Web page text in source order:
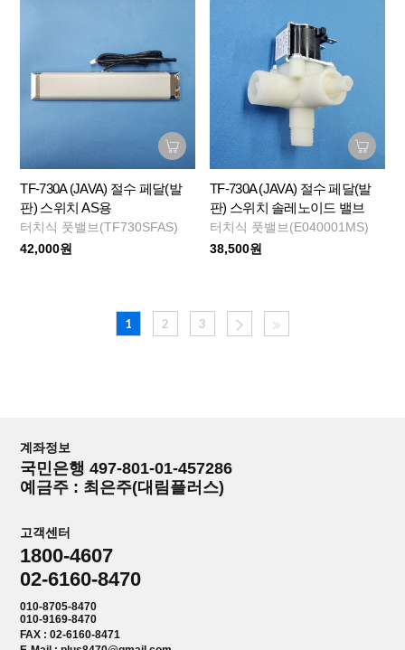
TF-730A (JAVA) 절수 페달(발
판) 스위치 AS용
터치식 풋밸브(TF730SFAS)
42,000원
TF-730A (JAVA) 절수 페달(발
판) 스위치 솔레노이드 밸브
터치식 풋밸브(E040001MS)
38,500원
1 2 3
계좌정보
국민은행 497-801-01-457286
예금주 : 최은주(대림플러스)
고객센터
1800-4607
02-6160-8470
010-8705-8470
010-9169-8470
FAX : 02-6160-8471